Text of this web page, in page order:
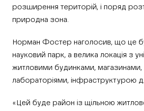
розширення територій, і поряд
природна зона.
Норман Фостер наголосив, що це
науковий парк, а велика локація з
житловими будинками, магазинами,
лабораторіями, інфраструктурою
«Цей буде район із щільною